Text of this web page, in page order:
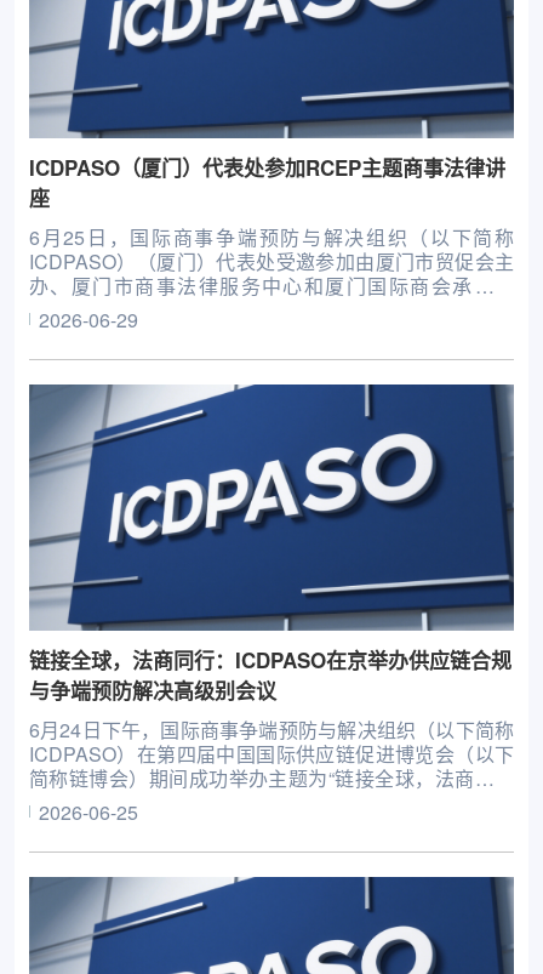
ICDPASO（厦门）代表处参加RCEP主题商事法律讲
座
6月25日，国际商事争端预防与解决组织（以下简称
ICDPASO）（厦门）代表处受邀参加由厦门市贸促会主
办、厦门市商事法律服务中心和厦门国际商会承办的
RCEP主题商事法律讲座活动，并以“跨境商事争议解决
新路径”为主题
2026-06-29
链接全球，法商同行：ICDPASO在京举办供应链合规
与争端预防解决高级别会议
6月24日下午，国际商事争端预防与解决组织（以下简称
ICDPASO）在第四届中国国际供应链促进博览会（以下
简称链博会）期间成功举办主题为“链接全球，法商同行
——构建国际商事争端预防与解决新生态”的供应链合规
与争端预防解决高级别会议。
2026-06-25